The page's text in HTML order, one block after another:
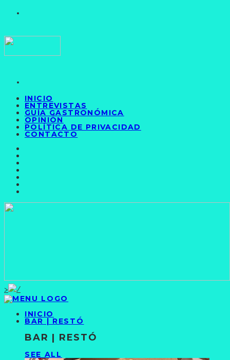
INICIO
ENTREVISTAS
GUÍA GASTRONÓMICA
OPINIÓN
POLÍTICA DE PRIVACIDAD
CONTACTO
>
INICIO
BAR | RESTÓ
BAR | RESTÓ
SEE ALL